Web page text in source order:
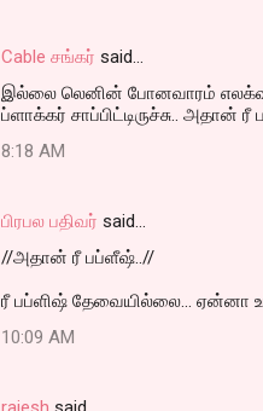
Cable சங்கர் said…
இல்லை லெனின் போனவாரம்
ப்ளாக்கர் சாப்பிட்டிருச்சு.. அதான் ரீ
8:18 AM
பிரபல பதிவர் said…
//அதான் ரீ பப்ளீஷ்..//
ரீ பப்ளிஷ் தேவையில்லை... ஏன்னா
10:09 AM